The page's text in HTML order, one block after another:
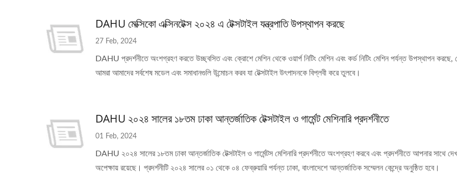
DAHU মেক্সিকো এক্সিনটেক্স ২০২৪ এ টেক্সটাইল যন্ত্রপাতি উপস্থাপন করছে
27 Feb, 2024
DAHU প্রদর্শনীতে অংশগ্রহণ করতে উচ্ছ্বসিত এবং ক্রোশে মেশিন থেকে ওয়ার্প নিটিং মেশিন এবং কর্ড নিটিং মেশিন পর্যন্ত উপস্থাপন করছে,
আমরা আমাদের সর্বশেষ মডেল এবং সমাধানগুলি উন্মোচন করব যা টেক্সটাইল উৎপাদনকে বিপ্লবী করে তুলবে।
DAHU ২০২৪ সালের ১৮তম ঢাকা আন্তর্জাতিক টেক্সটাইল ও গার্মেন্ট মেশিনারি প্রদর্শনীতে
01 Feb, 2024
DAHU ২০২৪ সালের ১৮তম ঢাকা আন্তর্জাতিক টেক্সটাইল ও গার্মেন্টস মেশিনারি প্রদর্শনীতে অংশগ্রহণ করবে এবং প্রদর্শনীতে আপনার সাথে
অপেক্ষায় রয়েছে। প্রদর্শনীটি ২০২৪ সালের ০১ থেকে ০৪ ফেব্রুয়ারি পর্যন্ত ঢাকা, বাংলাদেশে আন্তর্জাতিক সম্মেলন কেন্দ্রে অনুষ্ঠিত হবে।